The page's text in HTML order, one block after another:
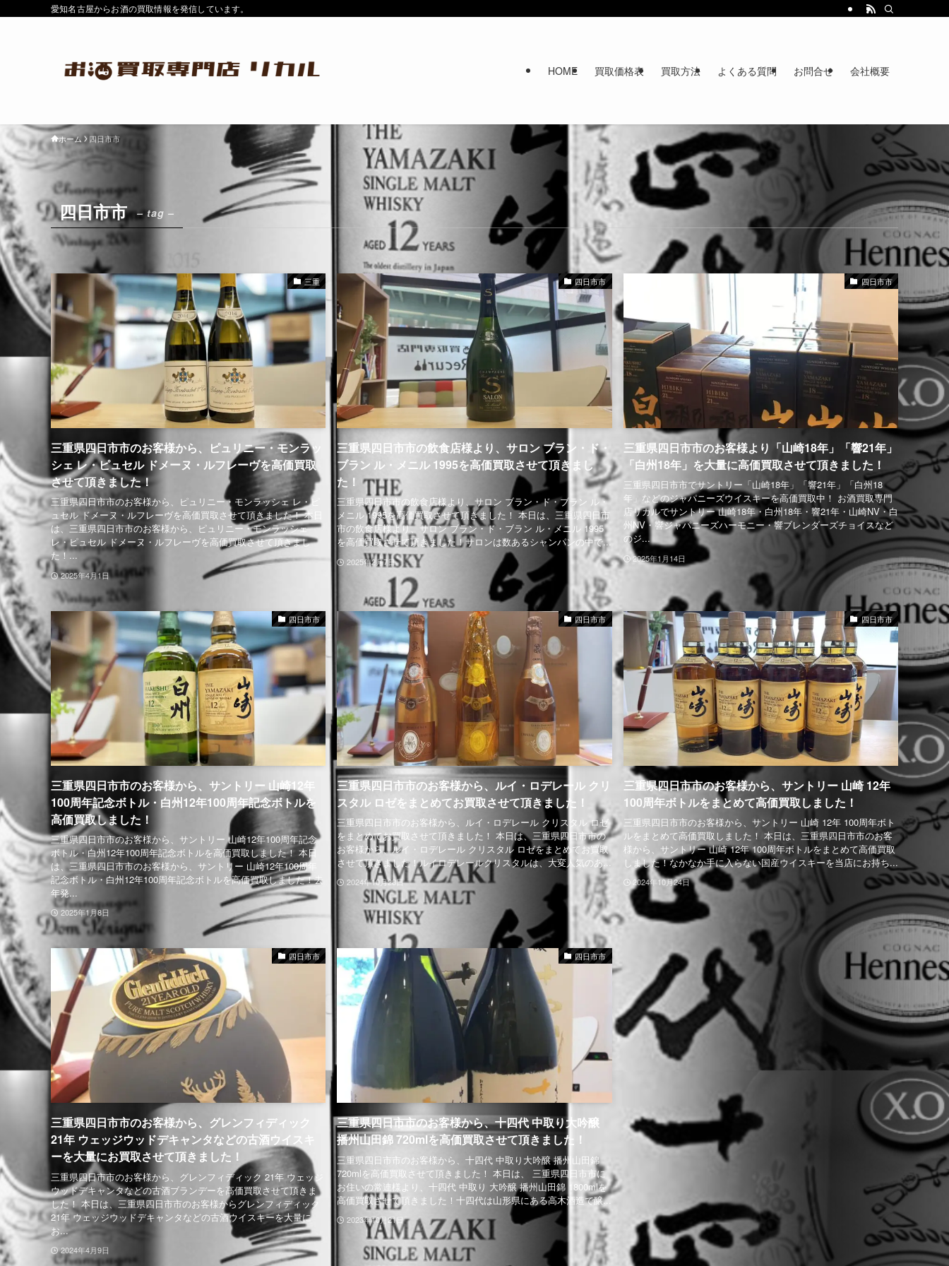
愛知名古屋からお酒の買取情報を発信しています。
HOME 買取価格表 買取方法 よくある質問 お問合せ 会社概要
ホーム 四日市市
四日市市 – tag –
三重
三重県四日市市のお客様から、ピュリニー・モンラッ
シェ レ・ピュセル ドメーヌ・ルフレーヴを高価買取
させて頂きました！
三重県四日市市のお客様から、ピュリニー・モンラッシェ レ・ピ
ュセル ドメーヌ・ルフレーヴを高価買取させて頂きました！ 本日
は、三重県四日市市のお客様から、ピュリニー・モンラッシェ
レ・ピュセル ドメーヌ・ルフレーヴを高価買取させて頂きまし
た！...
2025年4月1日
四日市市
三重県四日市市の飲食店様より、サロン ブラン・ド・
ブラン ル・メニル 1995を高価買取させて頂きまし
た！
三重県四日市市の飲食店様より、サロン ブラン・ド・ブラン ル・
メニル 1995を高価買取させて頂きました！ 本日は、三重県四日市
市の飲食店様より、サロン ブラン・ド・ブラン ル・メニル 1995
を高価買取させて頂きました！サロンは数あるシャンパンの中で...
2025年2月7日
四日市市
三重県四日市市のお客様より「山崎18年」「響21年」
「白州18年」を大量に高価買取させて頂きました！
三重県四日市市でサントリー「山崎18年」「響21年」「白州18
年」などのジャパニーズウイスキーを高価買取中！ お酒買取専門
店リカルでサントリー 山崎18年・白州18年・響21年・山崎NV・白
州NV・響ジャパニーズハーモニー・響ブレンダーズチョイスなど
のジ...
2025年1月14日
四日市市
三重県四日市市のお客様から、サントリー 山崎12年
100周年記念ボトル・白州12年100周年記念ボトルを
高価買取しました！
三重県四日市市のお客様から、サントリー 山崎12年100周年記念
ボトル・白州12年100周年記念ボトルを高価買取しました！ 本日
は、三重県四日市市のお客様から、サントリー 山崎12年100周年
記念ボトル・白州12年100周年記念ボトルを高価買取しました！去
年発...
2025年1月8日
四日市市
三重県四日市市のお客様から、ルイ・ロデレール クリ
スタル ロゼをまとめてお買取させて頂きました！
三重県四日市市のお客様から、ルイ・ロデレール クリスタル ロゼ
をまとめてお買取させて頂きました！ 本日は、三重県四日市市の
お客様から、ルイ・ロデレール クリスタル ロゼをまとめてお買取
させて頂きました！ルイロデレールクリスタルは、大変人気のあ...
2024年10月28日
四日市市
三重県四日市市のお客様から、サントリー 山崎 12年
100周年ボトルをまとめて高価買取しました！
三重県四日市市のお客様から、サントリー 山崎 12年 100周年ボト
ルをまとめて高価買取しました！ 本日は、三重県四日市市のお客
様から、サントリー 山崎 12年 100周年ボトルをまとめて高価買取
しました！なかなか手に入らない国産ウイスキーを当店にお持ち...
2024年10月24日
四日市市
三重県四日市市のお客様から、グレンフィディック
21年 ウェッジウッドデキャンタなどの古酒ウイスキ
ーを大量にお買取させて頂きました！
三重県四日市市のお客様から、グレンフィディック 21年 ウェッジ
ウッドデキャンタなどの古酒ブランデーを高価買取させて頂きま
した！ 本日は、三重県四日市市のお客様からグレンフィディック
21年 ウェッジウッドデキャンタなどの古酒ウイスキーを大量に
お...
2024年4月9日
四日市市
三重県四日市市のお客様から、十四代 中取り大吟醸
播州山田錦 720mlを高価買取させて頂きました！
三重県四日市市のお客様から、十四代 中取り大吟醸 播州山田錦
720mlを高価買取させて頂きました！ 本日は、 三重県四日市市に
お住いの常連様より、十四代 中取り 大吟醸 播州山田錦 1800mlを
高価買取させて頂きました！十四代は山形県にある高木酒造で醸...
2023年10月21日